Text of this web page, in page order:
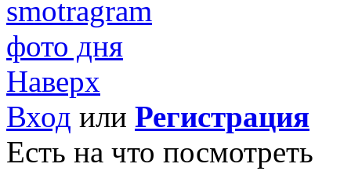
smotragram
фото дня
Наверх
Вход или Регистрация
Есть на что посмотреть